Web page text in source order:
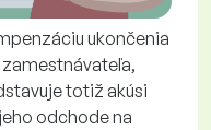
ukončenia
totiž akúsi
odchode na